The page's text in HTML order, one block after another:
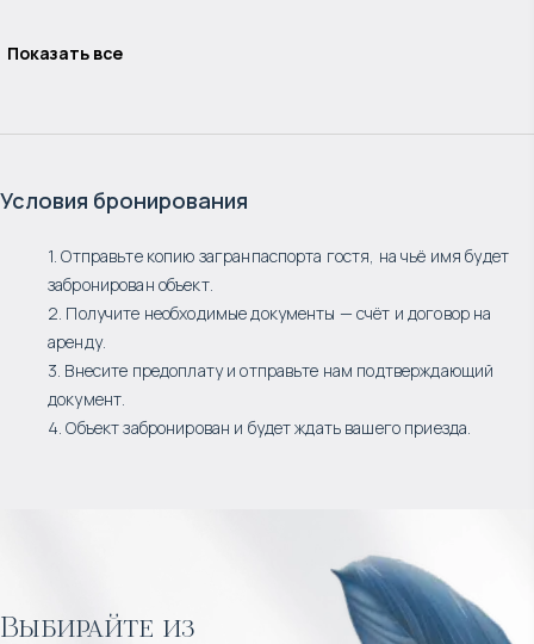
Показать все
Условия бронирования
1. Отправьте копию загранпаспорта гостя, на чьё имя будет
забронирован объект.
2. Получите необходимые документы — счёт и договор на
аренду.
3. Внесите предоплату и отправьте нам подтверждающий
документ.
4. Объект забронирован и будет ждать вашего приезда.
Выбирайте из